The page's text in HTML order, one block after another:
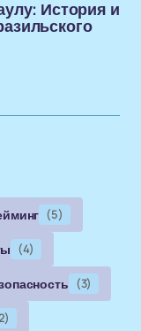
История и
(5)
(4)
(3)